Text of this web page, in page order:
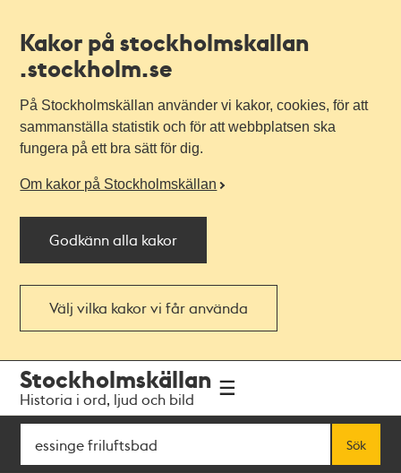
Kakor på stockholmskallan
.stockholm.se
På Stockholmskällan använder vi kakor, cookies, för att
sammanställa statistik och för att webbplatsen ska
fungera på ett bra sätt för dig.
Om kakor på Stockholmskällan
Godkänn alla kakor
Välj vilka kakor vi får använda
navigationen
huvudinnehållet
Stockholmskällan
Historia i ord, ljud och bild
Sök
Sök